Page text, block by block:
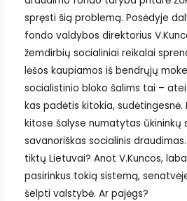
spręsti šią problemą. Posėdyje
fondo valdybos direktorius
žemdirbių socialiniai reikalai
lėšos kaupiamos iš bendrųjų
socialistinio bloko šalims tai –
kas padėtis kitokia, sudėtingesnė.
kitose šalyse numatytas ūkininkų
savanoriškas socialinis
tiktų Lietuvai? Anot V.Kuncos,
pasirinkus tokią sistemą,
šelpti valstybė. Ar pajėgs?